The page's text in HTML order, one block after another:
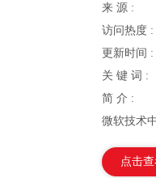
来 源 :
访问热度 :
更新时间 :
关 键 词 :
简 介 :
微软技术
点击